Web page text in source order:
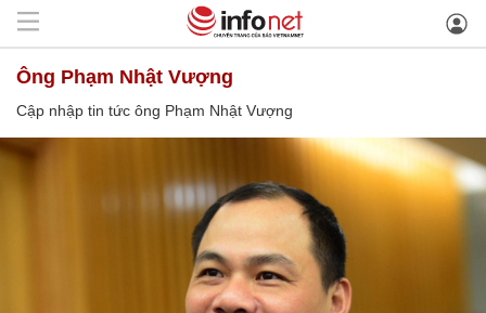
ông Phạm Nhật Vượng
Cập nhập tin tức ông Phạm Nhật Vượng